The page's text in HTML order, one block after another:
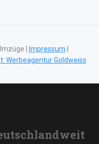
| Impressum
Werbeagentur Goldweiss